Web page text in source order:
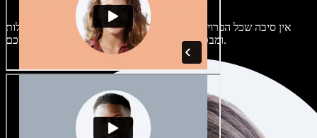
אין סיבה שכל הפרויקטים יישמעו אותו דבר. בחרו מתוך מאות קולות
ומבטאים של בינה מלאכותית והתאימו אותם אליכם.